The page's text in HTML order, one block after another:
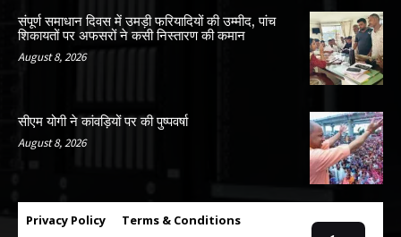
संपूर्ण समाधान दिवस में उमड़ी फरियादियों की उम्मीद, पांच
शिकायतों पर अफसरों ने कसी निस्तारण की कमान
August 8, 2026
सीएम योगी ने कांवड़ियों पर की पुष्पवर्षा
August 8, 2026
Privacy Policy Terms & Conditions